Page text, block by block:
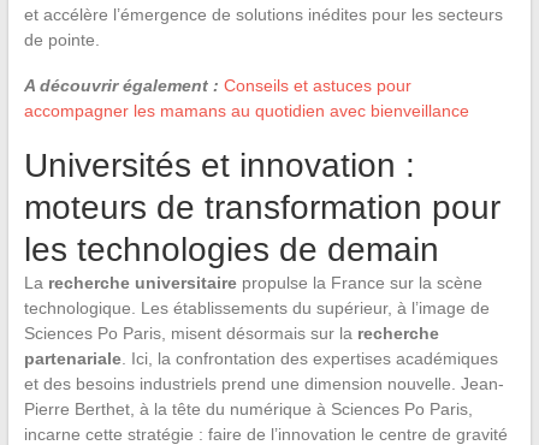
et accélère l’émergence de solutions inédites pour les secteurs
de pointe.
A découvrir également : Conseils et astuces pour
accompagner les mamans au quotidien avec bienveillance
Universités et innovation :
moteurs de transformation pour
les technologies de demain
La recherche universitairepropulse la France sur la scène
technologique. Les établissements du supérieur, à l’image de
Sciences Po Paris, misent désormais sur la recherche
partenariale. Ici, la confrontation des expertises académiques
et des besoins industriels prend une dimension nouvelle. Jean-
Pierre Berthet, à la tête du numérique à Sciences Po Paris,
incarne cette stratégie : faire de l’innovation le centre de gravité